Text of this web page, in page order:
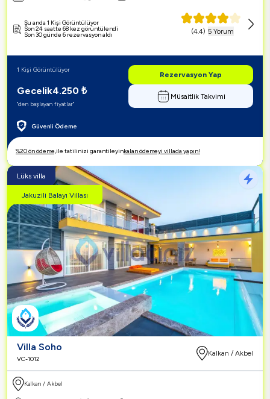
(4.4) 5 Yorum
Şu anda 1 Kişi Görüntülüyor
Son 24 saatte 68 kez görüntülendi
Son 30 günde 6 rezervasyon aldı
Güvenli Ödeme
Gecelik4.250 ₺
"den başlayan fiyatlar"
1 Kişi Görüntülüyor
Rezervasyon Yap
Müsaitlik Takvimi
%20 ön ödeme,ile tatilinizi garantileyinkalan ödemeyi villada yapın!
Lüks villa
Jakuzili Balayı Villası
Villa Soho
VC-1012
Kalkan / Akbel
Kalkan / Akbel